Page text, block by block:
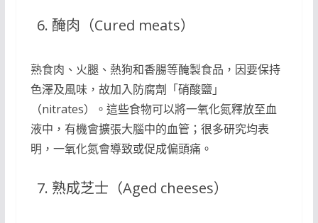
醃肉（Cured meats）
熟食肉、火腿、熱狗和香腸等醃製食品，因要保持
色澤及風味，故加入防腐劑「硝酸鹽」
（nitrates）。這些食物可以將一氧化氮釋放至血
液中，有機會擴張大腦中的血管；很多研究均表
明，一氧化氮會導致或促成偏頭痛。
熟成芝士（Aged cheeses）